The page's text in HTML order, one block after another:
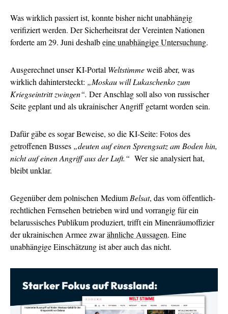
Was wirklich passiert ist, konnte bisher nicht unabhängig
verifiziert werden. Der Sicherheitsrat der Vereinten Nationen
forderte am 29. Juni deshalbeine unabhängige Untersuchung.
Ausgerechnet unser KI-Portal Weltstimmeweiß aber, was
wirklich dahintersteckt: „Moskau will Lukaschenko zum
Kriegseintritt zwingen“. Der Anschlag soll also von russischer
Seite geplant und als ukrainischer Angriff getarnt worden sein.
Dafür gäbe es sogar Beweise, so die KI-Seite: Fotos des
getroffenen Busses „deuten auf einen Sprengsatz am Boden hin,
nicht auf einen Angriff aus der Luft.“ Wer sie analysiert hat,
bleibt unklar.
Gegenüber dem polnischen Medium Belsat, das vom öffentlich-
rechtlichen Fernsehen betrieben wird und vorrangig für ein
belarussisches Publikum produziert, trifft ein Minenräumoffizier
der ukrainischen Armee zwarähnliche Aussagen. Eine
unabhängige Einschätzung ist aber auch das nicht.